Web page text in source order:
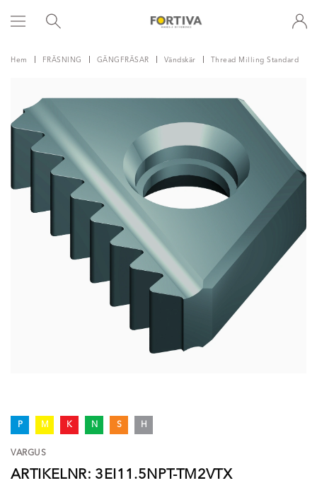
Hem FRÄSNING GÄNGFRÄSAR Vändskär Thread Milling Standard
P M K N S H
VARGUS
ARTIKELNR: 3EI11.5NPT-TM2VTX